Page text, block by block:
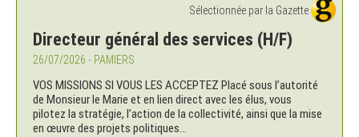
Sélectionnée par la Gazette
Directeur général des services (H/F)
26/07/2026 - PAMIERS
VOS MISSIONS SI VOUS LES ACCEPTEZ Placé sous l’autorité
de Monsieur le Marie et en lien direct avec les élus, vous
pilotez la stratégie, l’action de la collectivité, ainsi que la mise
en œuvre des projets politiques...